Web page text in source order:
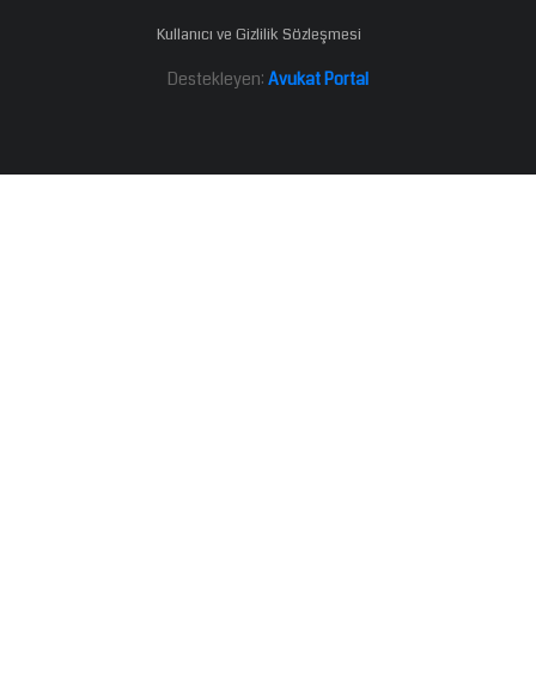
Kullanıcı ve Gizlilik Sözleşmesi
Destekleyen: Avukat Portal